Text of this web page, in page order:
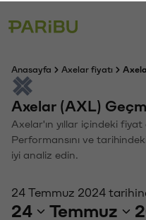
Anasayfa Axelar fiyatı
Axelar (AXL)
Axelar'ın yıllar içindeki fiyat
Performansını ve
iyi analiz edin.
24 Temmuz 2024
24 Temmuz